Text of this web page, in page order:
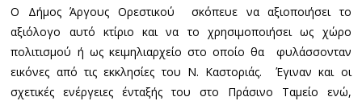
Ο Δήμος Άργους Ορεστικού σκόπευε να αξιοποιήσει το
αξιόλογο αυτό κτίριο και να το χρησιμοποιήσει ως χώρο
πολιτισμού ή ως κειμηλιαρχείο στο οποίο θα φυλάσσονταν
εικόνες από τις εκκλησίες του Ν. Καστοριάς. Έγιναν και οι
σχετικές ενέργειες ένταξής του στο Πράσινο Ταμείο ενώ,